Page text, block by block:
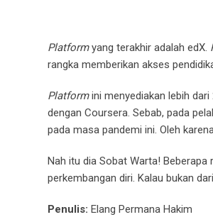
Platformyang terakhir adalah edX.
rangka memberikan akses
Platformini menyediakan lebih dari
dengan Coursera. Sebab, pada
pada masa pandemi ini. Oleh
Nah itu dia Sobat Warta! Beberapa
perkembangan diri. Kalau bukan
Penulis: Elang Permana Hakim